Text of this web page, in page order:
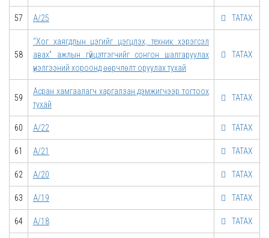
57 А/25 ТАТАХ
58
“Хог хаягдлын цэгийг цэгцлэх, техник хэрэгсэл
авах” ажлын гүйцэтгэгчийг сонгон шалгаруулах
үнэлгээний хороонд өөрчлөлт оруулах тухай
ТАТАХ
59
Асран хамгаалагч харгалзан дэмжигчээр тогтоох
тухай
ТАТАХ
60 А/22 ТАТАХ
61 А/21 ТАТАХ
62 А/20 ТАТАХ
63 А/19 ТАТАХ
64 А/18 ТАТАХ